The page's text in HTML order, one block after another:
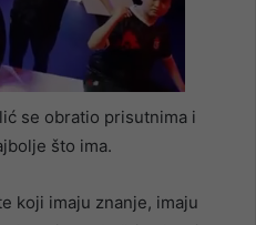
se obratio prisutnima i
što ima.
koji imaju znanje, imaju